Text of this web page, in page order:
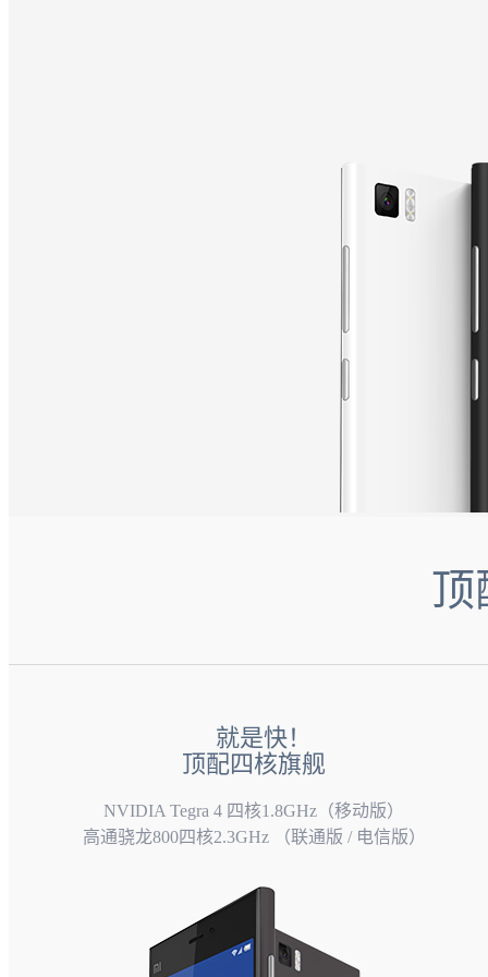
顶
就是快！
顶配四核旗舰
NVIDIA Tegra 4 四核1.8GHz（移动版）
高通骁龙800四核2.3GHz （联通版 / 电信版）